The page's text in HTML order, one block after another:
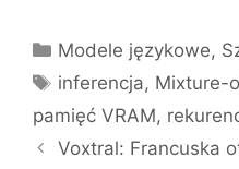
Kategorie
Modele językowe,
Tagi
inferencja, Mixture-
pamięć VRAM,
Voxtral: Francuska